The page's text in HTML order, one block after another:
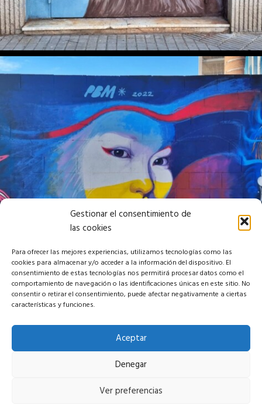
Gestionar el consentimiento de
las cookies
Para ofrecer las mejores experiencias, utilizamos tecnologías como las
cookies para almacenar y/o acceder a la información del dispositivo. El
consentimiento de estas tecnologías nos permitirá procesar datos como el
comportamiento de navegación o las identificaciones únicas en este sitio. No
consentir o retirar el consentimiento, puede afectar negativamente a ciertas
características y funciones.
Aceptar
Denegar
Ver preferencias